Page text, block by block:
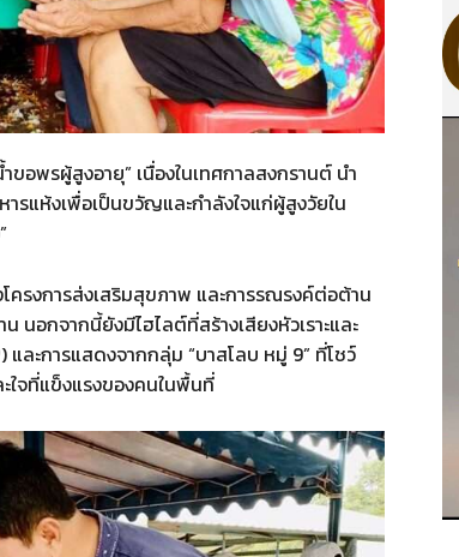
อพรผู้สูงอายุ” เนื่องในเทศกาลสงกรานต์ นำ
แห้งเพื่อเป็นขวัญและกำลังใจแก่ผู้สูงวัยใน
งการส่งเสริมสุขภาพ และการรณรงค์ต่อต้าน
อกจากนี้ยังมีไฮไลต์ที่สร้างเสียงหัวเราะและ
ละการแสดงจากกลุ่ม “บาสโลบ หมู่ 9” ที่โชว์
ใจที่แข็งแรงของคนในพื้นที่